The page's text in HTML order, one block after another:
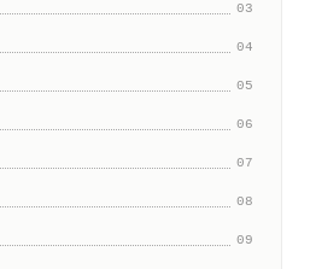
03
04
05
06
07
08
09